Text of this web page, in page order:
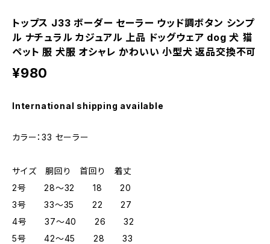
トップス J33 ボーダー セーラー ウッド調ボタン シンプ
ル ナチュラル カジュアル 上品 ドッグウェア dog 犬 猫
ペット 服 犬服 オシャレ かわいい 小型犬 返品交換不可
¥980
International shipping available
カラー：33 セーラー
サイズ 胴回り 首回り 着丈
2号 28～32 18 20
3号 33～35 22 27
4号 37～40 26 32
5号 42～45 28 33